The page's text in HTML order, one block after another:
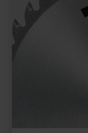
secteurs
sur un grand
pour de
près les